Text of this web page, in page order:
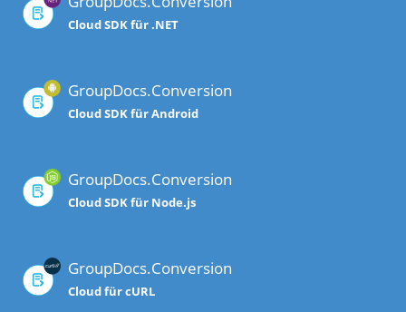
Cloud SDK für .NET
GroupDocs.Conversion
Cloud SDK für Android
GroupDocs.Conversion
Cloud SDK für Node.js
GroupDocs.Conversion
Cloud für cURL